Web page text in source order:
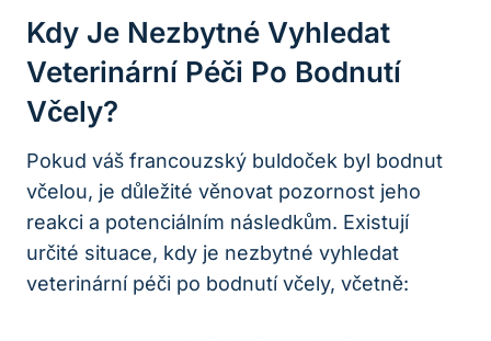
Kdy Je Nezbytné Vyhledat
Veterinární Péči Po Bodnutí
Včely?
Pokud váš francouzský buldoček byl bodnut
včelou, je důležité věnovat pozornost jeho
reakci a potenciálním následkům. Existují
určité situace, kdy je nezbytné vyhledat
veterinární péči po bodnutí včely, včetně: